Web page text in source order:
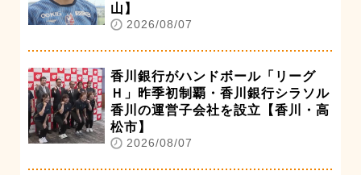
山】
2026/08/07
香川銀行がハンドボール「リーグ
Ｈ」昨季初制覇・香川銀行シラソル
香川の運営子会社を設立【香川・高
松市】
2026/08/07